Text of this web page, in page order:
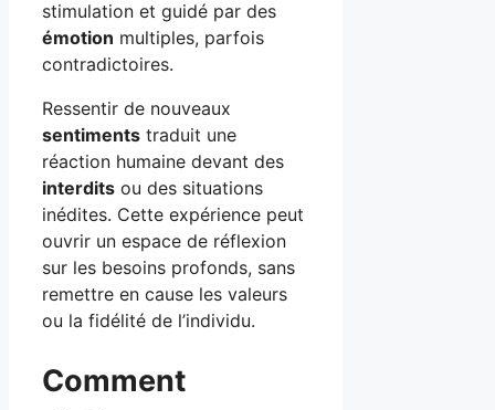
stimulation et guidé par des
émotion multiples, parfois
contradictoires.
Ressentir de nouveaux
sentiments traduit une
réaction humaine devant des
interdits ou des situations
inédites. Cette expérience peut
ouvrir un espace de réflexion
sur les besoins profonds, sans
remettre en cause les valeurs
ou la fidélité de l’individu.
Comment